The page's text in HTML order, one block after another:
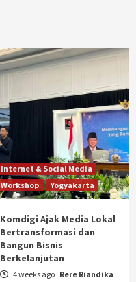
Internet & Social Media
Workshop
Yogyakarta
Komdigi Ajak Media Lokal
Bertransformasi dan
Bangun Bisnis
Berkelanjutan
4 weeks ago Rere Riandika